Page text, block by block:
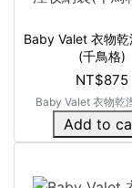
Baby Valet 衣物
(千鳥格)
NT$875
Baby Valet 衣物乾
Add to